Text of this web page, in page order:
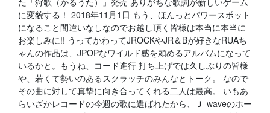
に変貌する！ 2018年11月1日 もう、ほんっとパワースポット
になること間違いなしなのでお越し頂く皆様は本当に本当に
お楽しみに!! うってかわってJROCKやJR＆Bが好きなRUAち
ゃんの作品は、JPOPなワイルド感を頼めるアルバムになって
いるかと。もうね、コード進行 打ち上げでは久しぶりの皆様
や、若くて勢いのあるスクラッチのみんなとトーク。 なので
その曲に対して真摯に向き合ってくれる二人は最高。 いもあ
らいざかレコードの今週の歌に選ばれたから、Ｊ-waveのホー